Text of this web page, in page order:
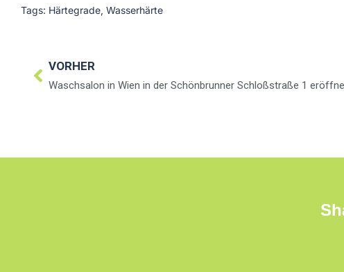
Tags: Härtegrade, Wasserhärte
VORHER
Waschsalon in Wien in der Schönbrunner Schloßstraße 1